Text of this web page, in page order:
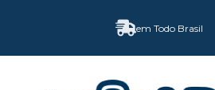
em Todo Brasil